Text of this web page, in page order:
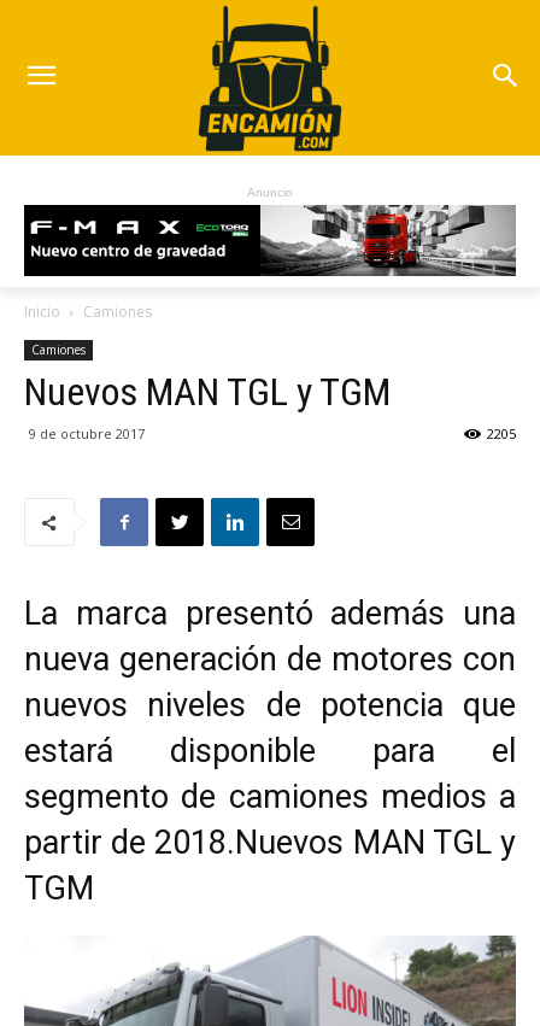
Anuncio
Inicio Camiones
Camiones
Nuevos MAN TGL y TGM
9 de octubre 2017 2205
La marca presentó además una
nueva generación de motores con
nuevos niveles de potencia que
estará disponible para el
segmento de camiones medios a
partir de 2018.Nuevos MAN TGL y
TGM